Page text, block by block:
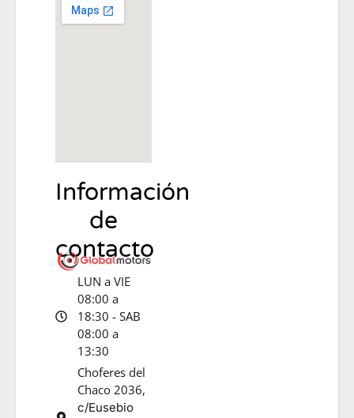
Información
de
contacto
LUN a VIE
08:00 a
18:30 - SAB
08:00 a
13:30
Choferes del
Chaco 2036,
c/Eusebio